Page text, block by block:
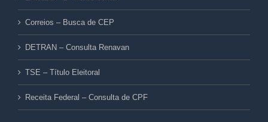
Correios – Busca de CEP
DETRAN – Consulta Renavan
TSE – Título Eleitoral
Receita Federal – Consulta de CPF